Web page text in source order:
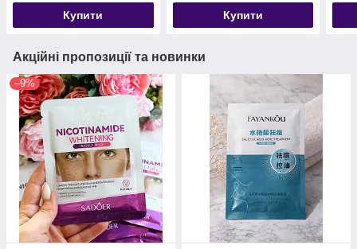
Купити Купити
Акційні пропозиції та новинки
–9%